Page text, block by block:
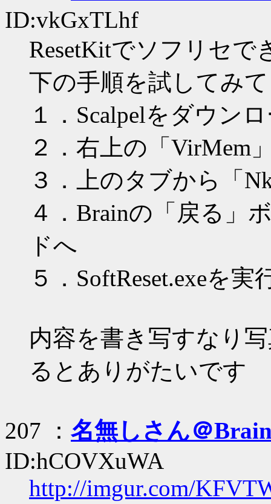
ID:vkGxTLhf
ResetKitでソフリセ
下の手順を試してみ
１．Scalpelをダウン
２．右上の「VirMem
３．上のタブから「
４．Brainの「戻る」
ドへ
５．SoftReset.exeを
内容を書き写すなり
るとありがたいです
207 ： 名無しさん＠
ID:hCOVXuWA
http://imgur.com/